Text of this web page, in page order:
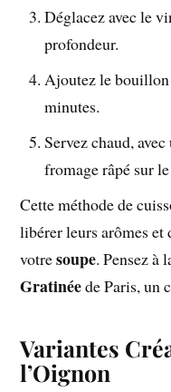
Déglacez avec le
profondeur.
Ajoutez le bouillon
minutes.
Servez chaud,
fromage râpé sur le
Cette méthode de
libérer leurs arômes et
votresoupe. Pensez à
Gratinéede Paris, un
Variantes
l’Oignon